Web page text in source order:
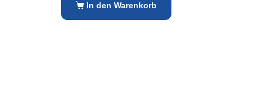
In den Warenkorb